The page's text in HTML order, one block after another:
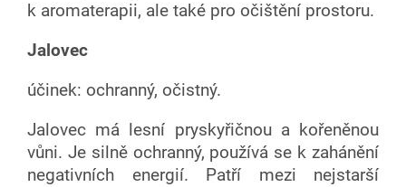
k aromaterapii, ale také pro očištění prostoru.
Jalovec
účinek: ochranný, očistný.
Jalovec má lesní pryskyřičnou a kořeněnou
vůni. Je silně ochranný, používá se k zahánění
negativních energií. Patří mezi nejstarší